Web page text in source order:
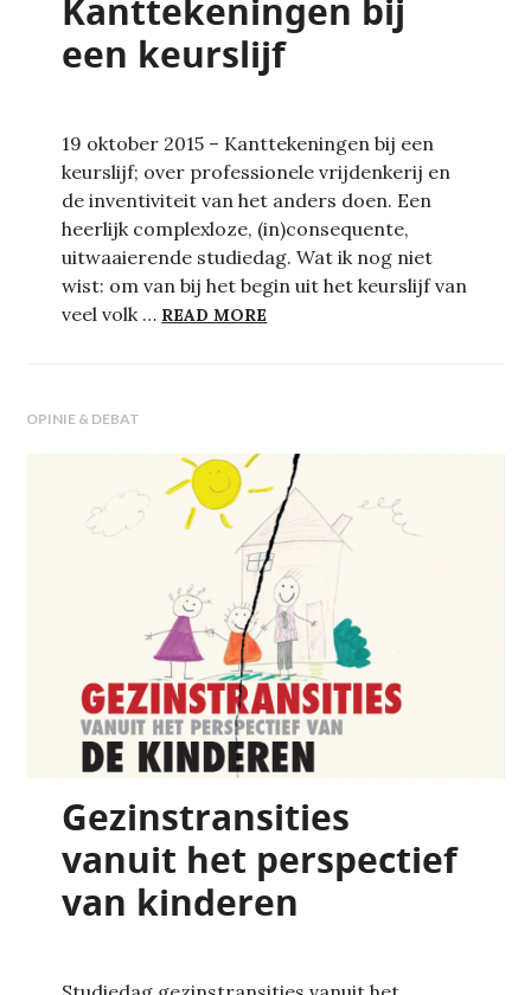
Kanttekeningen bij
een keurslijf
19 oktober 2015 – Kanttekeningen bij een
keurslijf; over professionele vrijdenkerij en
de inventiviteit van het anders doen. Een
heerlijk complexloze, (in)consequente,
uitwaaierende studiedag. Wat ik nog niet
wist: om van bij het begin uit het keurslijf van
veel volk … READ MORE
OPINIE & DEBAT
Gezinstransities
vanuit het perspectief
van kinderen